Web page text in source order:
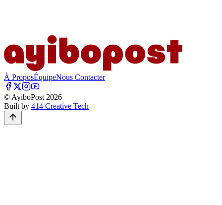
À ProposÉquipeNous Contacter
© AyiboPost 2026
Built by 414 Creative Tech